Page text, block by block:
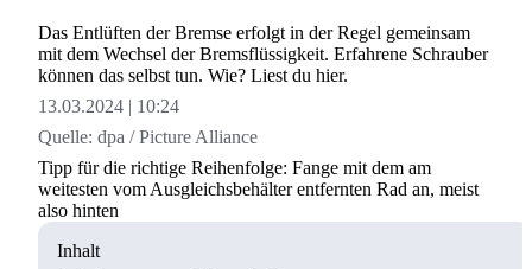
Das Entlüften der Bremse erfolgt in der Regel gemeinsam
mit dem Wechsel der Bremsflüssigkeit. Erfahrene Schrauber
können das selbst tun. Wie? Liest du hier.
13.03.2024
10:24
Inhalt
Quelle: dpa / Picture Alliance
Tipp für die richtige Reihenfolge: Fange mit dem am
weitesten vom Ausgleichsbehälter entfernten Rad an, meist
also hinten